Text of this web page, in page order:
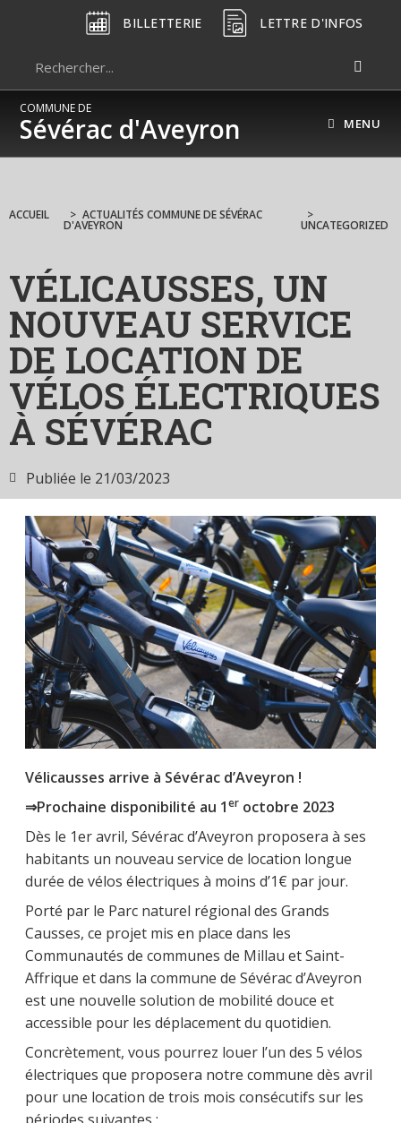
BILLETTERIE LETTRE D'INFOS
COMMUNE DE
Sévérac d'Aveyron MENU
ACCUEIL > ACTUALITÉS COMMUNE DE SÉVÉRAC
D'AVEYRON
>
UNCATEGORIZED
VÉLICAUSSES, UN
NOUVEAU SERVICE
DE LOCATION DE
VÉLOS ÉLECTRIQUES
À SÉVÉRAC
Publiée le 21/03/2023
Vélicausses arrive à Sévérac d’Aveyron !
⇒Prochaine disponibilité au 1er octobre 2023
Dès le 1er avril, Sévérac d’Aveyron proposera à ses
habitants un nouveau service de location longue
durée de vélos électriques à moins d’1€ par jour.
Porté par le Parc naturel régional des Grands
Causses, ce projet mis en place dans les
Communautés de communes de Millau et Saint-
Affrique et dans la commune de Sévérac d’Aveyron
est une nouvelle solution de mobilité douce et
accessible pour les déplacement du quotidien.
Concrètement, vous pourrez louer l’un des 5 vélos
électriques que proposera notre commune dès avril
pour une location de trois mois consécutifs sur les